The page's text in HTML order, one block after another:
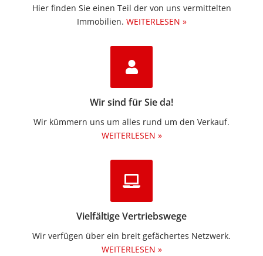
Hier finden Sie einen Teil der von uns vermittelten
Immobilien.​ WEITERLESEN »
Wir sind für Sie da!
Wir kümmern uns um alles rund um den Verkauf.
WEITERLESEN »
Vielfältige Vertriebswege
Wir verfügen über ein breit gefächertes Netzwerk.
WEITERLESEN »